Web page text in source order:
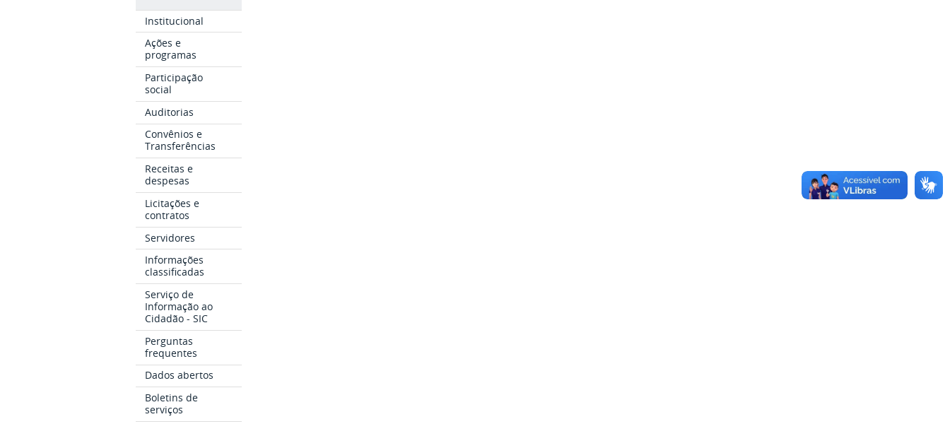
Institucional
Ações e
programas
Participação
social
Auditorias
Convênios e
Transferências
Receitas e
despesas
Licitações e
contratos
Servidores
Informações
classificadas
Serviço de
Informação ao
Cidadão - SIC
Perguntas
frequentes
Dados abertos
Boletins de
serviços